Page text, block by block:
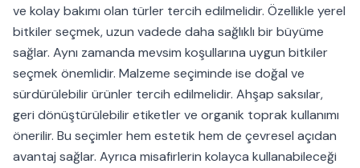
ve kolay bakımı olan türler tercih edilmelidir. Özellikle yerel
bitkiler seçmek, uzun vadede daha sağlıklı bir büyüme
sağlar. Aynı zamanda mevsim koşullarına uygun bitkiler
seçmek önemlidir. Malzeme seçiminde ise doğal ve
sürdürülebilir ürünler tercih edilmelidir. Ahşap saksılar,
geri dönüştürülebilir etiketler ve organik toprak kullanımı
önerilir. Bu seçimler hem estetik hem de çevresel açıdan
avantaj sağlar. Ayrıca misafirlerin kolayca kullanabileceği